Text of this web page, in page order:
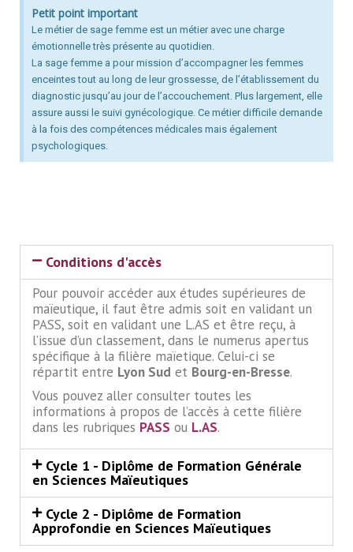
Petit point important
Le métier de sage femme est un métier avec une charge
émotionnelle très présente au quotidien.
La sage femme a pour mission d’accompagner les femmes
enceintes tout au long de leur grossesse, de l’établissement du
diagnostic jusqu’au jour de l’accouchement. Plus largement, elle
assure aussi le suivi gynécologique. Ce métier difficile demande
à la fois des compétences médicales mais également
psychologiques.
Conditions d'accès
Pour pouvoir accéder aux études supérieures de
maïeutique, il faut être admis soit en validant un
PASS, soit en validant une L.AS et être reçu, à
l’issue d’un classement, dans le numerus apertus
spécifique à la filière maïetique. Celui-ci se
répartit entre Lyon Sud et Bourg-en-Bresse.
Vous pouvez aller consulter toutes les
informations à propos de l’accès à cette filière
dans les rubriques PASS ou L.AS.
Cycle 1 - Diplôme de Formation Générale
en Sciences Maïeutiques
Cycle 2 - Diplôme de Formation
Approfondie en Sciences Maïeutiques